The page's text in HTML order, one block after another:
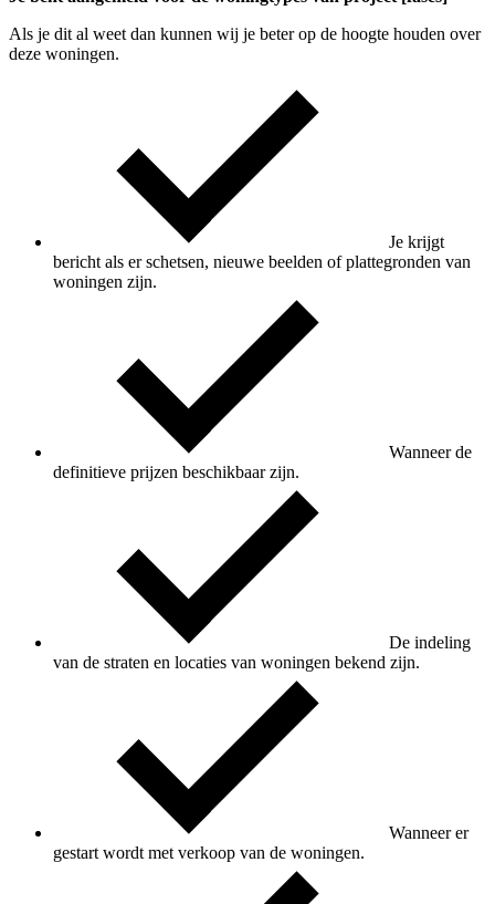
Als je dit al weet dan kunnen wij je beter op de hoogte houden over
deze woningen.
Je krijgt
bericht als er schetsen, nieuwe beelden of plattegronden van
woningen zijn.
Wanneer de
definitieve prijzen beschikbaar zijn.
De indeling
van de straten en locaties van woningen bekend zijn.
Wanneer er
gestart wordt met verkoop van de woningen.